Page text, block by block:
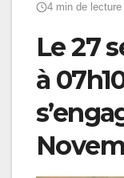
4 min de lecture
Le 27
à